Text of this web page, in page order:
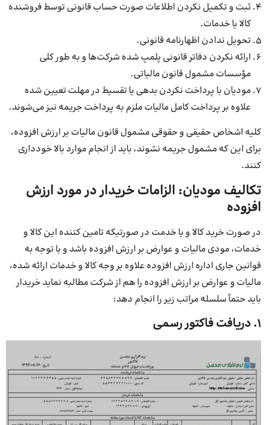
ثبت و تکمیل نکردن اطلاعات صورت حساب قانونی توسط فروشنده
کالا یا خدمات.
تحویل ندادن اظهارنامه قانونی.
ارائه نکردن دفاتر قانونی پلمپ شده شرکت‌ها و به طور کلی
مؤسسات مشمول قانون مالیاتی.
مودیان با پرداخت نکردن بدهی یا تقسیط در مهلت تعیین شده
علاوه بر پرداخت کامل مالیات ملزم به پرداخت جریمه نیز می‌شوند.
کلیه اشخاص حقیقی و حقوقی مشمول قانون مالیات بر ارزش افزوده،
برای این که مشمول جریمه نشوند، باید از انجام موارد بالا خودداری
کنند.
تکالیف مودیان: الزامات خریدار در مورد ارزش
افزوده
در صورت خرید کالا و یا خدمت در صورتیکه تامین کننده این کالا و
خدمات، مودی مالیات و عوارض بر ارزش افزوده باشد و با توجه به
قوانین جاری اداره ارزش افزوده علاوه بر وجه کالا و خدمات ارائه شده،
مالیات و عوارض بر ارزش افزوده را هم از شرکت مطالبه نماید خریدار
باید حتماً سلسله مراتب زیر را انجام دهد:
۱. دریافت فاکتور رسمی